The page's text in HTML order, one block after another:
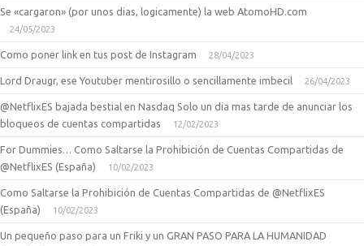
Se «cargaron» (por unos dias, logicamente) la web AtomoHD.com
24/05/2023
Como poner link en tus post de Instagram 28/04/2023
Lord Draugr, ese Youtuber mentirosillo o sencillamente imbecil 26/04/2023
@NetflixES bajada bestial en Nasdaq Solo un dia mas tarde de anunciar los
bloqueos de cuentas compartidas
12/02/2023
For Dummies… Como Saltarse la Prohibición de Cuentas Compartidas de
@NetflixES (España)
10/02/2023
Como Saltarse la Prohibición de Cuentas Compartidas de @NetflixES
(España)
10/02/2023
Un pequeño paso para un Friki y un GRAN PASO PARA LA HUMANIDAD